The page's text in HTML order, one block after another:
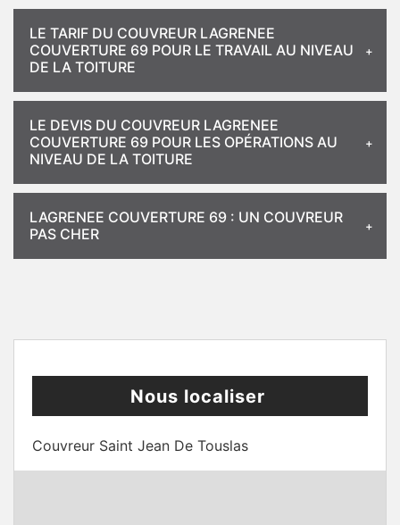
LE TARIF DU COUVREUR LAGRENEE
COUVERTURE 69 POUR LE TRAVAIL AU NIVEAU
DE LA TOITURE
LE DEVIS DU COUVREUR LAGRENEE
COUVERTURE 69 POUR LES OPÉRATIONS AU
NIVEAU DE LA TOITURE
LAGRENEE COUVERTURE 69 : UN COUVREUR
PAS CHER
Nous localiser
Couvreur Saint Jean De Touslas